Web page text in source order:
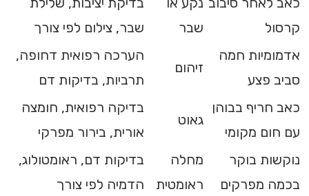
קרסול
שבר
שבר, צילום לפי צורך
אדמומיות חמה
סביב פצע
זיהום
הערכה רפואית דחופה,
תרביות, בדיקות דם
כאב חריף בבוהן
עם חום מקומי
גאוט
בדיקה רפואית, חומצה
אורית, בירור מפרקי
נוקשות בוקר
בכמה מפרקים
מחלה
ראומטית
בדיקות דם, ראומטולוג,
הדמיה לפי צורך